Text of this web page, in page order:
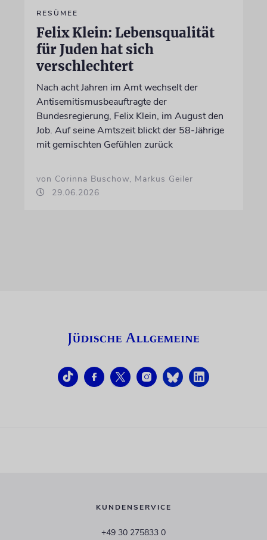
RESÜMEE
Felix Klein: Lebensqualität
für Juden hat sich
verschlechtert
Nach acht Jahren im Amt wechselt der
Antisemitismusbeauftragte der
Bundesregierung, Felix Klein, im August den
Job. Auf seine Amtszeit blickt der 58-Jährige
mit gemischten Gefühlen zurück
von Corinna Buschow, Markus Geiler
29.06.2026
KUNDENSERVICE
+49 30 275833 0